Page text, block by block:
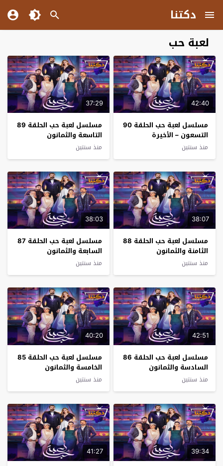
دكتنا
لعبة حب
42:40
مسلسل لعبة حب الحلقة 90
التسعون – الأخيرة
منذ سنتين
37:29
مسلسل لعبة حب الحلقة 89
التاسعة والثمانون
منذ سنتين
38:07
مسلسل لعبة حب الحلقة 88
الثامنة والثمانون
منذ سنتين
38:03
مسلسل لعبة حب الحلقة 87
السابعة والثمانون
منذ سنتين
42:51
مسلسل لعبة حب الحلقة 86
السادسة والثمانون
منذ سنتين
40:20
مسلسل لعبة حب الحلقة 85
الخامسة والثمانون
منذ سنتين
39:34
41:27